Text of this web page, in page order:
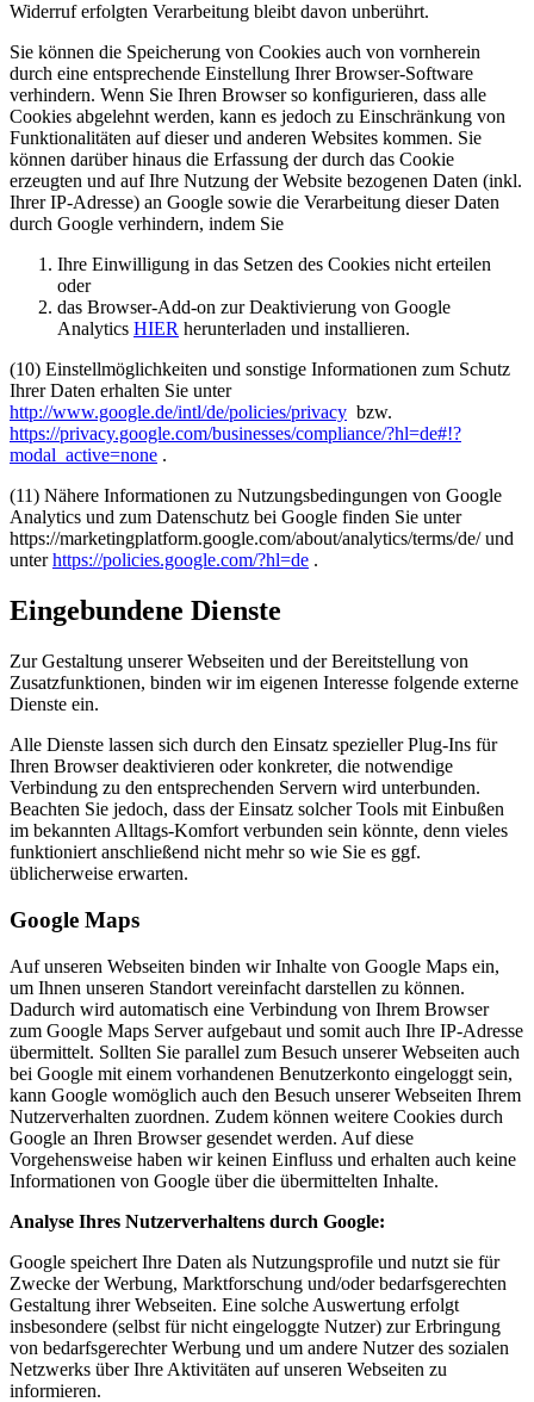
Widerruf erfolgten Verarbeitung bleibt davon unberührt.
Sie können die Speicherung von Cookies auch von vornherein
durch eine entsprechende Einstellung Ihrer Browser-Software
verhindern. Wenn Sie Ihren Browser so konfigurieren, dass alle
Cookies abgelehnt werden, kann es jedoch zu Einschränkung von
Funktionalitäten auf dieser und anderen Websites kommen. Sie
können darüber hinaus die Erfassung der durch das Cookie
erzeugten und auf Ihre Nutzung der Website bezogenen Daten (inkl.
Ihrer IP-Adresse) an Google sowie die Verarbeitung dieser Daten
durch Google verhindern, indem Sie
Ihre Einwilligung in das Setzen des Cookies nicht erteilen
oder
das Browser-Add-on zur Deaktivierung von Google
Analytics HIER herunterladen und installieren.
(10) Einstellmöglichkeiten und sonstige Informationen zum Schutz
Ihrer Daten erhalten Sie unter
http://www.google.de/intl/de/policies/privacy bzw.
https://privacy.google.com/businesses/compliance/?hl=de#!?
modal_active=none .
(11) Nähere Informationen zu Nutzungsbedingungen von Google
Analytics und zum Datenschutz bei Google finden Sie unter
https://marketingplatform.google.com/about/analytics/terms/de/ und
unterhttps://policies.google.com/?hl=de .
Eingebundene Dienste
Zur Gestaltung unserer Webseiten und der Bereitstellung von
Zusatzfunktionen, binden wir im eigenen Interesse folgende externe
Dienste ein.
Alle Dienste lassen sich durch den Einsatz spezieller Plug-Ins für
Ihren Browser deaktivieren oder konkreter, die notwendige
Verbindung zu den entsprechenden Servern wird unterbunden.
Beachten Sie jedoch, dass der Einsatz solcher Tools mit Einbußen
im bekannten Alltags-Komfort verbunden sein könnte, denn vieles
funktioniert anschließend nicht mehr so wie Sie es ggf.
üblicherweise erwarten.
Google Maps
Auf unseren Webseiten binden wir Inhalte von Google Maps ein,
um Ihnen unseren Standort vereinfacht darstellen zu können.
Dadurch wird automatisch eine Verbindung von Ihrem Browser
zum Google Maps Server aufgebaut und somit auch Ihre IP-Adresse
übermittelt. Sollten Sie parallel zum Besuch unserer Webseiten auch
bei Google mit einem vorhandenen Benutzerkonto eingeloggt sein,
kann Google womöglich auch den Besuch unserer Webseiten Ihrem
Nutzerverhalten zuordnen. Zudem können weitere Cookies durch
Google an Ihren Browser gesendet werden. Auf diese
Vorgehensweise haben wir keinen Einfluss und erhalten auch keine
Informationen von Google über die übermittelten Inhalte.
Analyse Ihres Nutzerverhaltens durch Google:
Google speichert Ihre Daten als Nutzungsprofile und nutzt sie für
Zwecke der Werbung, Marktforschung und/oder bedarfsgerechten
Gestaltung ihrer Webseiten. Eine solche Auswertung erfolgt
insbesondere (selbst für nicht eingeloggte Nutzer) zur Erbringung
von bedarfsgerechter Werbung und um andere Nutzer des sozialen
Netzwerks über Ihre Aktivitäten auf unseren Webseiten zu
informieren.